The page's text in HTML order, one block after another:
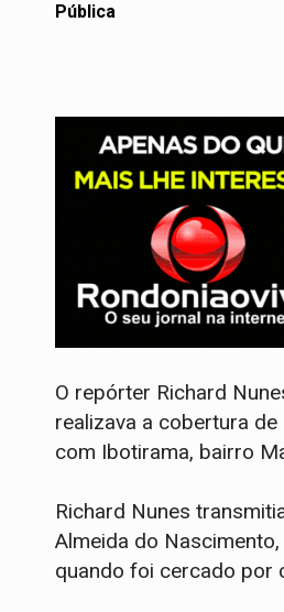
Pública
O repórter Richard
realizava a cobertura
com Ibotirama, bairro
​Richard Nunes
Almeida do
quando foi cercado por